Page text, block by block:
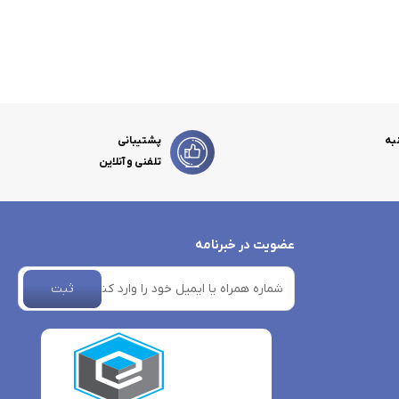
پشتیبانی
تلفنی و آنلاین
عضویت در خبرنامه
ثبت